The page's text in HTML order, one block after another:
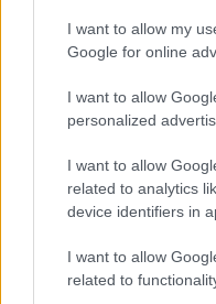
I want to allow my
Google for online
I want to allow
personalized
I want to allow
related to analytics
device identifiers in
I want to allow
related to
Pieve Comics 2026:
Andrea Conforti · 6 Ago 2026
NERD NEWS